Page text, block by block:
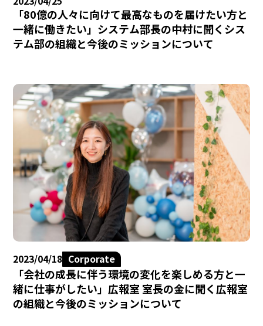
「80億の人々に向けて最高なものを届けたい方と
一緒に働きたい」システム部長の中村に聞くシス
テム部の組織と今後のミッションについて
2023/04/18 Corporate
「会社の成長に伴う環境の変化を楽しめる方と一
緒に仕事がしたい」広報室 室長の金に聞く広報室
の組織と今後のミッションについて